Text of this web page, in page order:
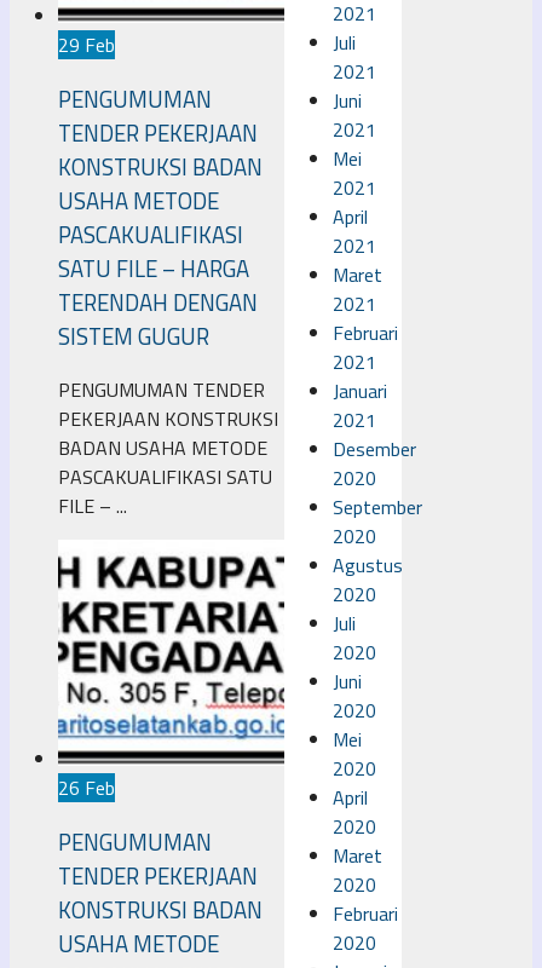
2021
Juli
2021
Juni
2021
Mei
2021
April
2021
Maret
2021
Februari
2021
Januari
2021
Desember
2020
September
2020
Agustus
2020
Juli
2020
Juni
2020
Mei
2020
April
2020
Maret
2020
Februari
2020
29 Feb
PENGUMUMAN
TENDER PEKERJAAN
KONSTRUKSI BADAN
USAHA METODE
PASCAKUALIFIKASI
SATU FILE – HARGA
TERENDAH DENGAN
SISTEM GUGUR
PENGUMUMAN TENDER
PEKERJAAN KONSTRUKSI
BADAN USAHA METODE
PASCAKUALIFIKASI SATU
FILE – ...
26 Feb
PENGUMUMAN
TENDER PEKERJAAN
KONSTRUKSI BADAN
USAHA METODE